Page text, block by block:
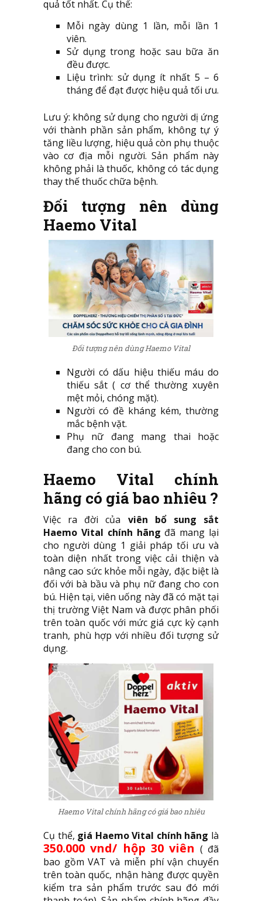
quả tốt nhất. Cụ thể:
Mỗi ngày dùng 1 lần, mỗi lần 1
viên.
Sử dụng trong hoặc sau bữa ăn
đều được.
Liệu trình: sử dụng ít nhất 5 – 6
tháng để đạt được hiệu quả tối ưu.
Lưu ý: không sử dụng cho người dị ứng
với thành phần sản phẩm, không tự ý
tăng liều lượng, hiệu quả còn phụ thuộc
vào cơ địa mỗi người. Sản phẩm này
không phải là thuốc, không có tác dụng
thay thế thuốc chữa bệnh.
Đối tượng nên dùng
Haemo Vital
Đối tượng nên dùng Haemo Vital
Người có dấu hiệu thiếu máu do
thiếu sắt ( cơ thể thường xuyên
mệt mỏi, chóng mặt).
Người có đề kháng kém, thường
mắc bệnh vặt.
Phụ nữ đang mang thai hoặc
đang cho con bú.
Haemo Vital chính
hãng có giá bao nhiêu ?
Việc ra đời của viên bổ sung sắt
Haemo Vital chính hãng đã mang lại
cho người dùng 1 giải pháp tối ưu và
toàn diện nhất trong việc cải thiện và
nâng cao sức khỏe mỗi ngày, đặc biệt là
đối với bà bầu và phụ nữ đang cho con
bú. Hiện tại, viên uống này đã có mặt tại
thị trường Việt Nam và được phân phối
trên toàn quốc với mức giá cực kỳ cạnh
tranh, phù hợp với nhiều đối tượng sử
dụng.
Haemo Vital chính hãng có giá bao nhiêu
Cụ thể, giá Haemo Vital chính hãng là
350.000 vnd/ hộp 30 viên ( đã
bao gồm VAT và miễn phí vận chuyển
trên toàn quốc, nhận hàng được quyền
kiểm tra sản phẩm trước sau đó mới